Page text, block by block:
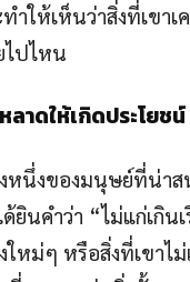
ำให้เห็นว่าสิ่งที่เขา
ไปไหน
ลาดให้เกิดประโยชน์
หนึ่งของมนุษย์ที่น่าส
ยินคำว่า “ไม่แก่เกิ
ใหม่ๆ หรือสิ่งที่เขาไ